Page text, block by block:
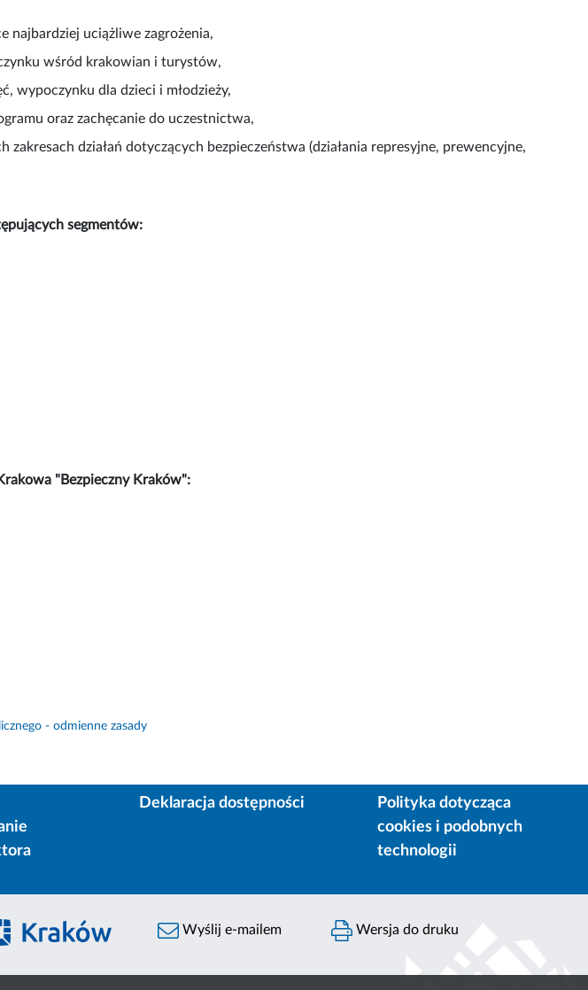
najbardziej uciążliwe zagrożenia,
wśród krakowian i turystów,
wypoczynku dla dzieci i młodzieży,
oraz zachęcanie do uczestnictwa,
zakresach działań dotyczących bezpieczeństwa (działania represyjne, prewencyjne,
segmentów:
"Bezpieczny Kraków":
- odmienne zasady
Deklaracja dostępności
Polityka dotycząca
cookies i podobnych
technologii
Wyślij e-mailem Wersja do druku